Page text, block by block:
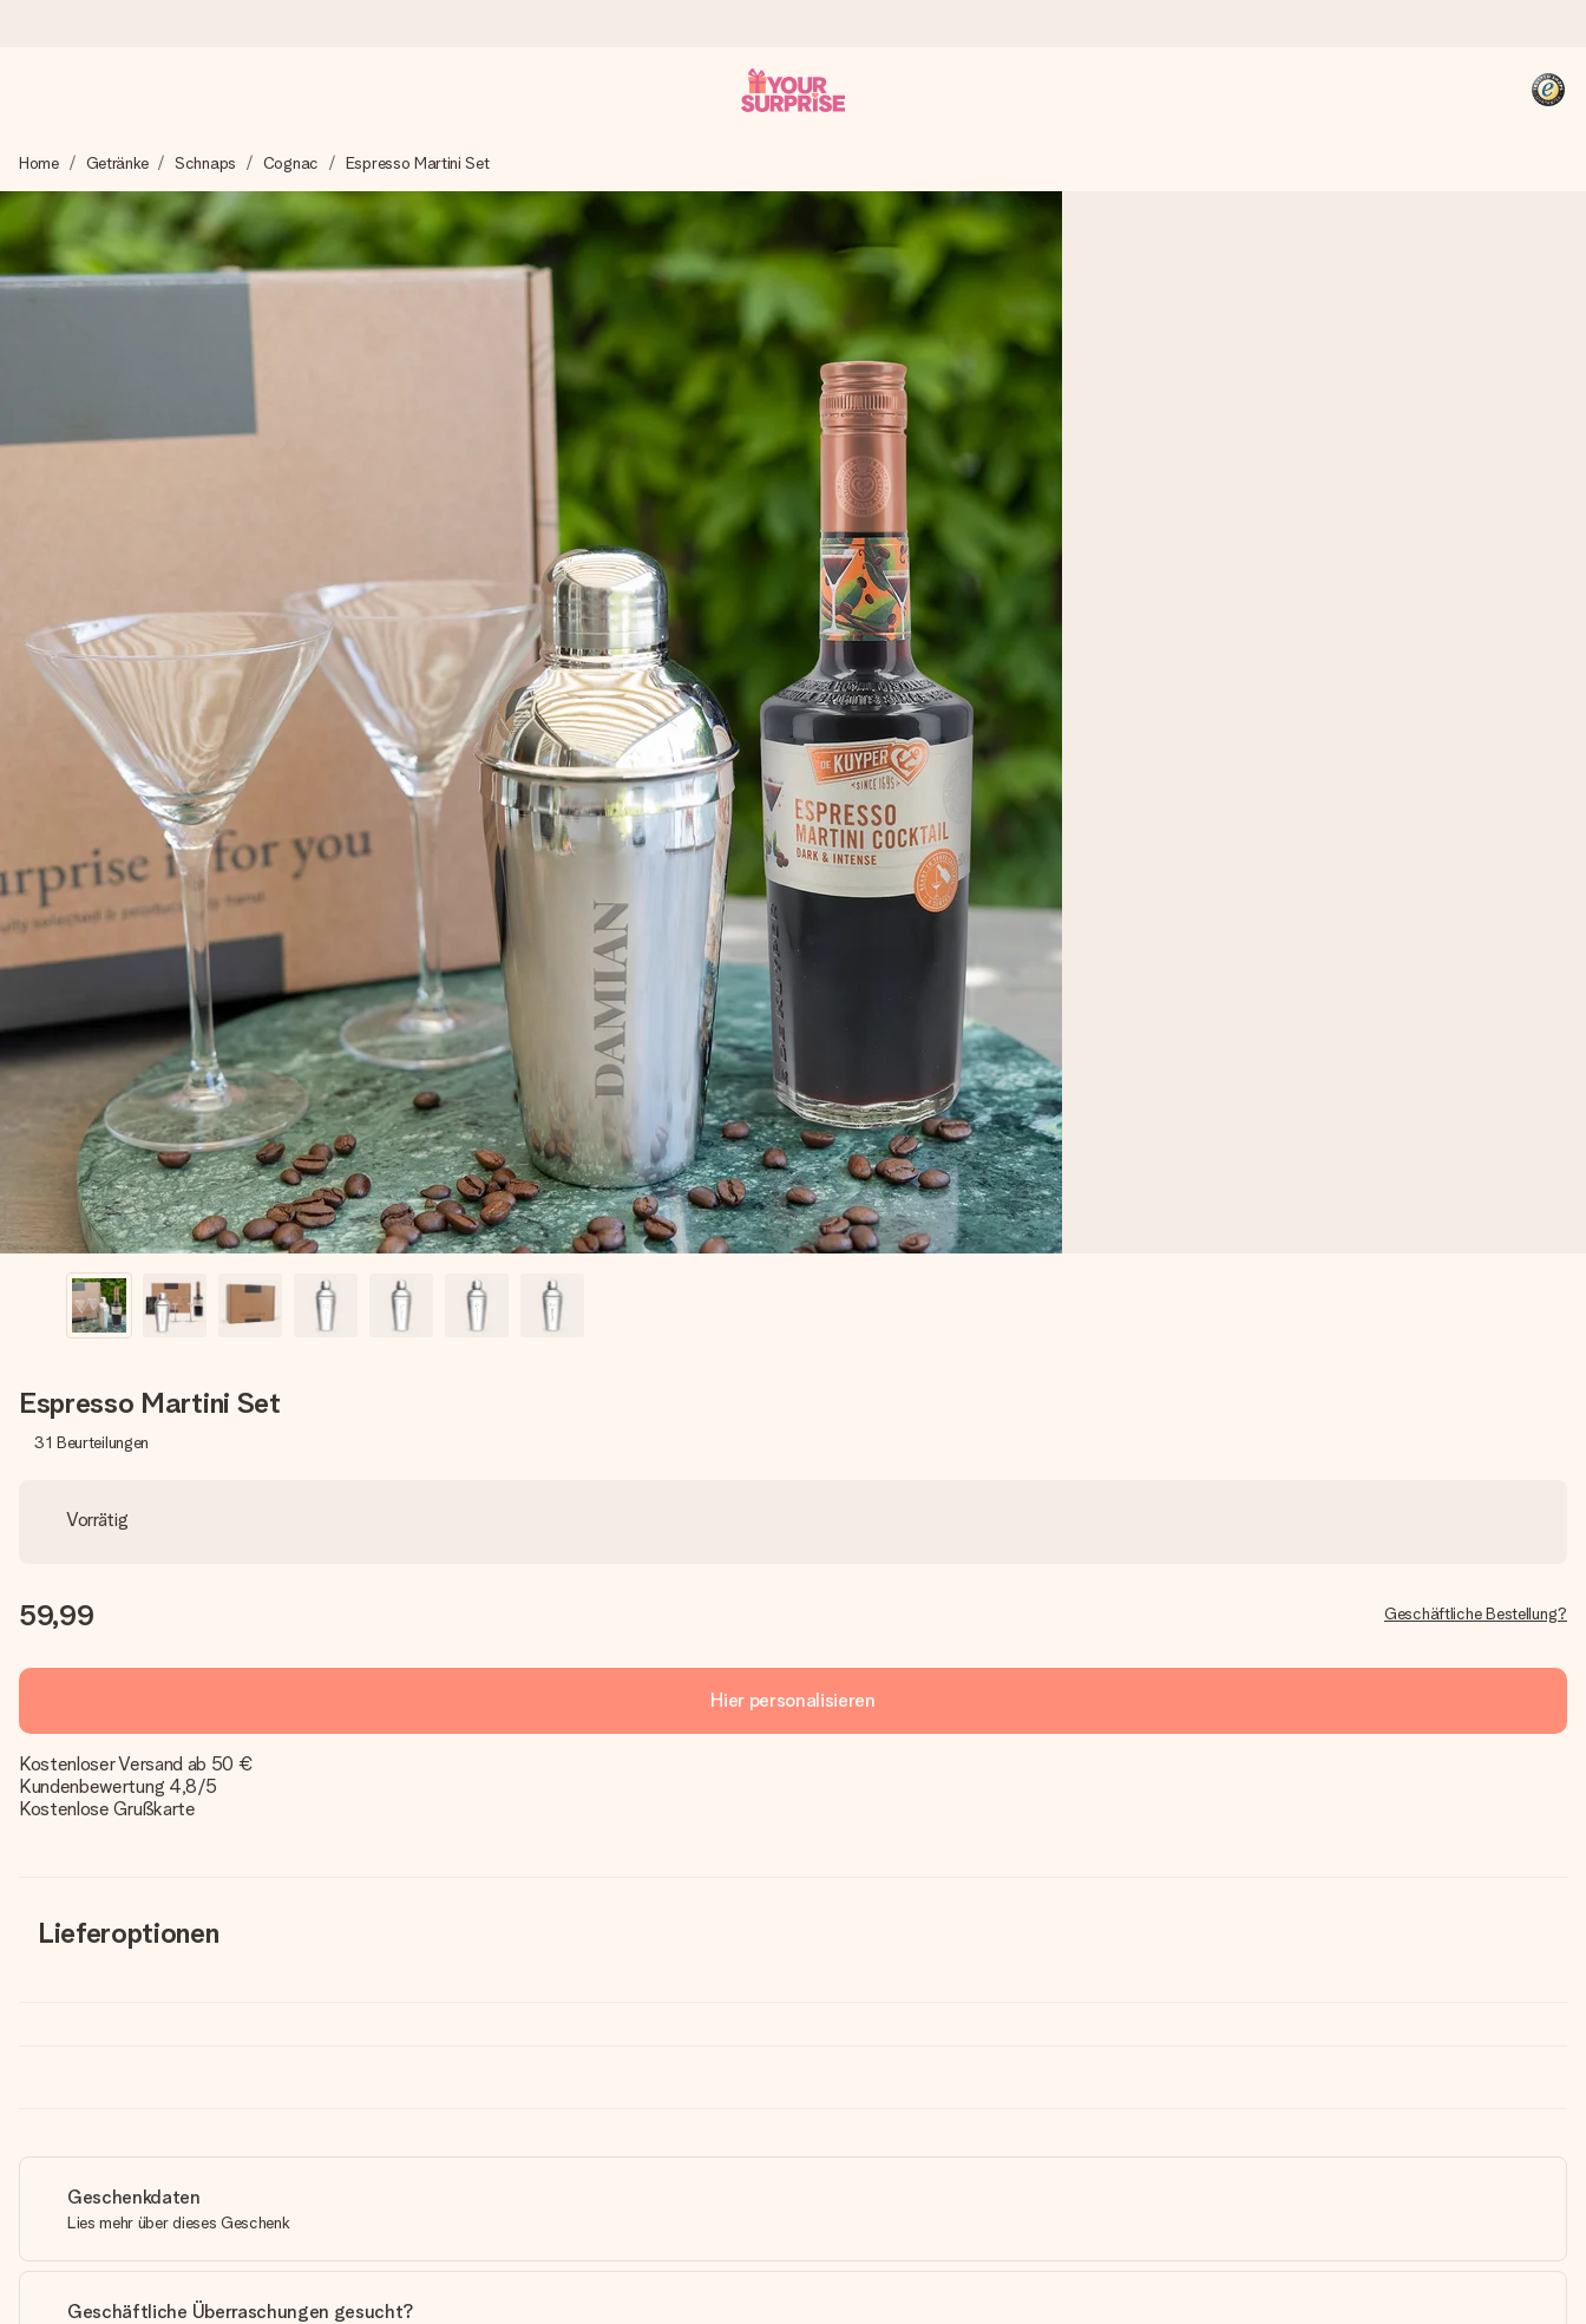
Wir bereiten dein Geschenk sorgfältig vor und schicken es blitzschnell – damit du es genau zum richtigen Zeitpunkt überreichen kannst, wenn es am meisten
zählt.
4,8 (basierend auf +15.000 Bewertungen)
Unsere Geschenke begeistern. Kunden bewerten uns mit 4,8 bei Google Reviews (Gesamtergebnis aller Länder, in die wir versenden).
+49 39292 929695
Home Getränke Schnaps Cognac Espresso Martini Set
Espresso Martini Set
31 Beurteilungen
Vorrätig
59,99 Geschäftliche Bestellung?
Hier personalisieren
Kostenloser Versand ab 50 €
Kundenbewertung 4,8/5
Kostenlose Grußkarte
Lieferoptionen
Geschenkdaten
Lies mehr über dieses Geschenk
Geschäftliche Überraschungen gesucht?